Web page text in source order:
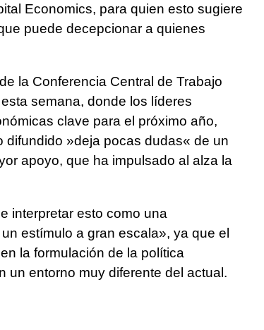
Economics, para quien esto sugiere
puede decepcionar a quienes
la Conferencia Central de Trabajo
semana, donde los líderes
clave para el próximo año,
»deja pocas dudas« de un
apoyo, que ha impulsado al alza la
interpretar esto como una
estímulo a gran escala», ya que el
la formulación de la política
un entorno muy diferente del actual.